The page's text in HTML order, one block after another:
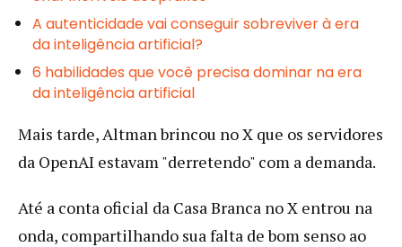
A autenticidade vai conseguir sobreviver à era
da inteligência artificial?
6 habilidades que você precisa dominar na era
da inteligência artificial
Mais tarde, Altman brincou no X que os servidores
da OpenAI estavam "derretendo" com a demanda.
Até a conta oficial da Casa Branca no X entrou na
onda, compartilhando sua falta de bom senso ao